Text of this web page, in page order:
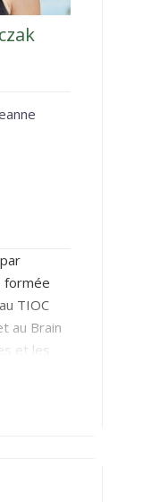
formée
TIOC
au Brain
et les